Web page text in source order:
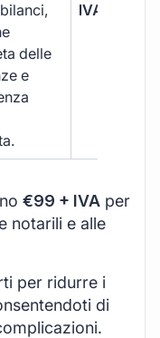
delle
e
IVA/
€99 + IVA per
notarili e alle
per ridurre i
di